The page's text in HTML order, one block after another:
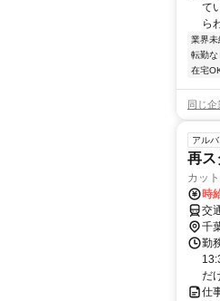
て
ら
業界未
転勤な
在宅
同じ企
アル
再ス
カッ
時
交
千
勤
だ
仕